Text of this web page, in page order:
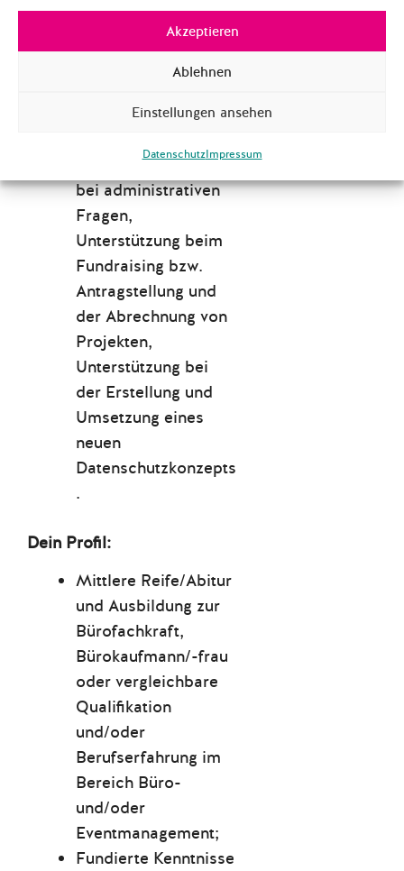
Akzeptieren
Ablehnen
Einstellungen ansehen
DatenschutzImpressum
Listen mit möglichen
Geldgebern und
Partnerorganisatione
Vereinsentwicklung :
Projektangestellten
bei administrativen
Fragen,
Unterstützung beim
Fundraising bzw.
Antragstellung und
der Abrechnung von
Projekten,
Unterstützung bei
der Erstellung und
Umsetzung eines
neuen
Datenschutzkonzepts
.
Dein Profil:
Mittlere Reife/Abitur
und Ausbildung zur
Bürofachkraft,
Bürokaufmann/-frau
oder vergleichbare
Qualifikation
und/oder
Berufserfahrung im
Bereich Büro-
und/oder
Eventmanagement;
Fundierte Kenntnisse